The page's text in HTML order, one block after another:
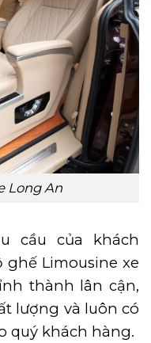
Long An
cầu của khách
ghế Limousine xe
thành lân cận,
lượng và luôn có
quý khách hàng.